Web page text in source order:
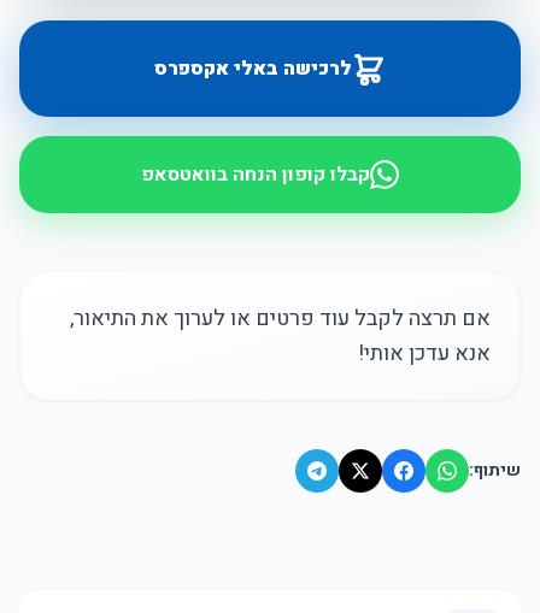
לרכישה באלי אקספרס
קבלו קופון הנחה בוואטסאפ
אם תרצה לקבל עוד פרטים או לערוך את התיאור,
אנא עדכן אותי!
שיתוף: